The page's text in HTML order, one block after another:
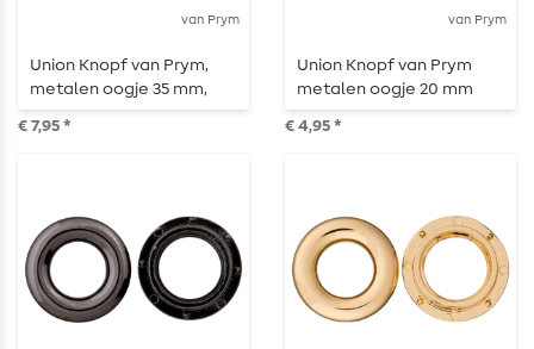
van Prym
Union Knopf van Prym,
metalen oogje 35 mm,
staal
€ 7,95 *
van Prym
Union Knopf van Prym
metalen oogje 20 mm
zilver
€ 4,95 *